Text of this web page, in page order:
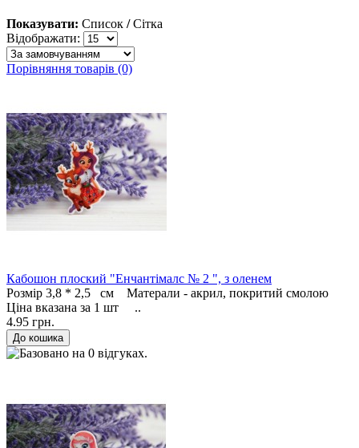
Показувати: Список / Сітка
Відображати:
Порівняння товарів (0)
Кабошон плоский "Енчантімалс № 2 ", з оленем
Розмір 3,8 * 2,5 см Матерали - акрил, покритий смолою
Ціна вказана за 1 шт ..
4.95 грн.